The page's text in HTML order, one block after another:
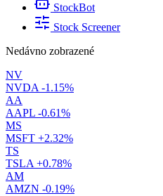
StockBot
Stock Screener
Nedávno zobrazené
NV
NVDA -1.15%
AA
AAPL -0.61%
MS
MSFT +2.32%
TS
TSLA +0.78%
AM
AMZN -0.19%